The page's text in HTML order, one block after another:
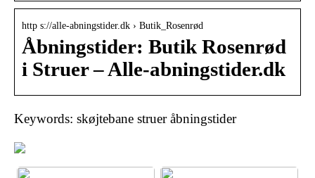
http s://alle-abningstider.dk › Butik_Rosenrød
Åbningstider: Butik Rosenrød
i Struer – Alle-abningstider.dk
Keywords: skøjtebane struer åbningstider